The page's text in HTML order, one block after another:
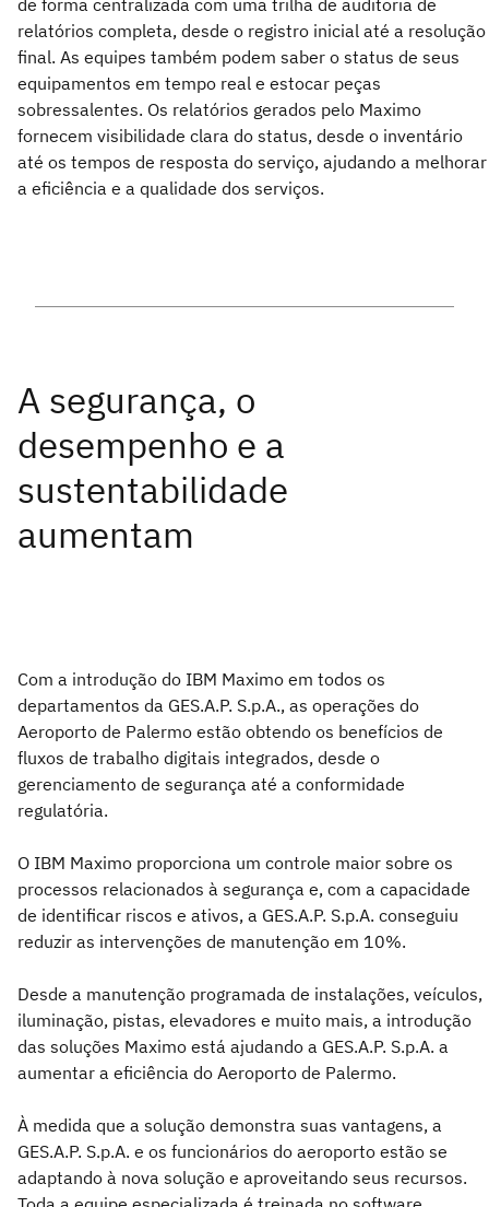
de forma centralizada com uma trilha de auditoria de
relatórios completa, desde o registro inicial até a resolução
final. As equipes também podem saber o status de seus
equipamentos em tempo real e estocar peças
sobressalentes. Os relatórios gerados pelo Maximo
fornecem visibilidade clara do status, desde o inventário
até os tempos de resposta do serviço, ajudando a melhorar
a eficiência e a qualidade dos serviços.
Com a introdução do IBM Maximo em todos os
departamentos da GES.A.P. S.p.A., as operações do
Aeroporto de Palermo estão obtendo os benefícios de
fluxos de trabalho digitais integrados, desde o
gerenciamento de segurança até a conformidade
regulatória.
O IBM Maximo proporciona um controle maior sobre os
processos relacionados à segurança e, com a capacidade
de identificar riscos e ativos, a GES.A.P. S.p.A. conseguiu
reduzir as intervenções de manutenção em 10%.
Desde a manutenção programada de instalações, veículos,
iluminação, pistas, elevadores e muito mais, a introdução
das soluções Maximo está ajudando a GES.A.P. S.p.A. a
aumentar a eficiência do Aeroporto de Palermo.
À medida que a solução demonstra suas vantagens, a
GES.A.P. S.p.A. e os funcionários do aeroporto estão se
adaptando à nova solução e aproveitando seus recursos.